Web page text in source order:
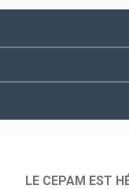
LE CEPAM EST